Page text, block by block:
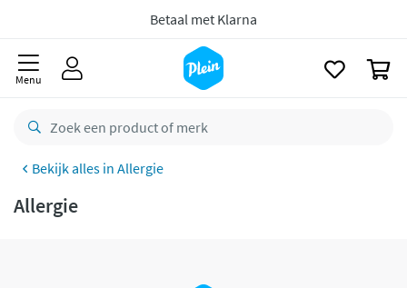
Betaal met Klarna
Menu
Allergie
Allergie